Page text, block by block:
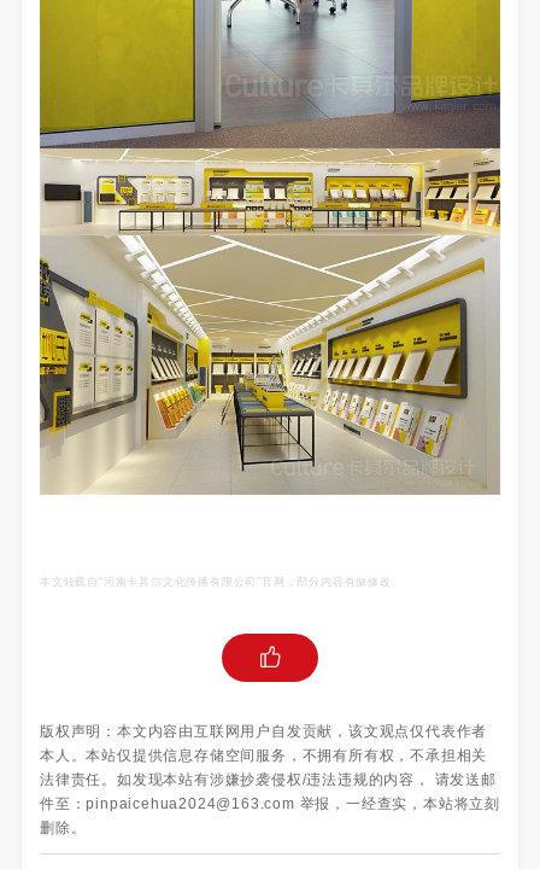
本文转载自“河南卡其尔文化传播有限公司”官网，部分内容有做修改
版权声明：本文内容由互联网用户自发贡献，该文观点仅代表作者
本人。本站仅提供信息存储空间服务，不拥有所有权，不承担相关
法律责任。如发现本站有涉嫌抄袭侵权/违法违规的内容， 请发送邮
件至：pinpaicehua2024@163.com 举报，一经查实，本站将立刻
删除。